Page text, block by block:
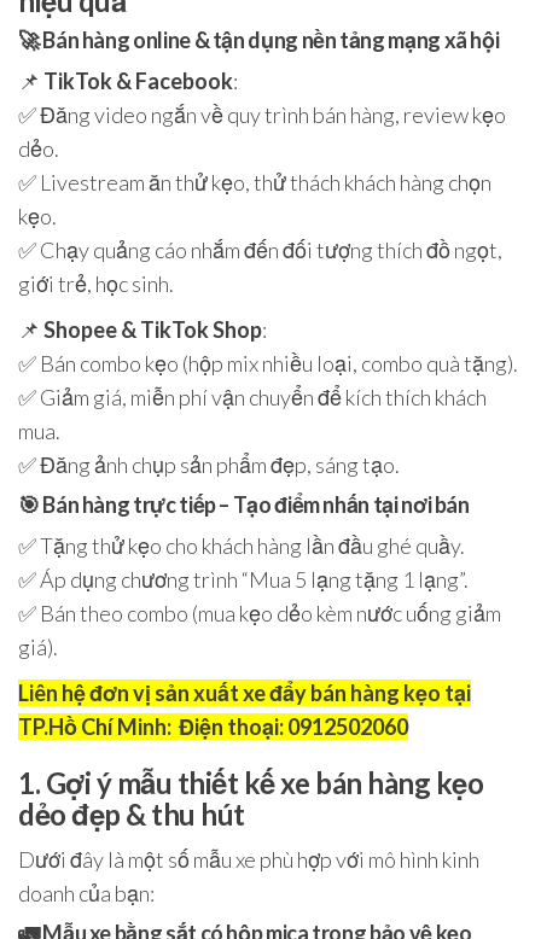
🚀Bán hàng online & tận dụng nền tảng mạng xã hội
📌 TikTok & Facebook:
✅ Đăng video ngắn về quy trình bán hàng, review kẹo
dẻo.
✅ Livestream ăn thử kẹo, thử thách khách hàng chọn
kẹo.
✅ Chạy quảng cáo nhắm đến đối tượng thích đồ ngọt,
giới trẻ, học sinh.
📌 Shopee & TikTok Shop:
✅ Bán combo kẹo (hộp mix nhiều loại, combo quà tặng).
✅ Giảm giá, miễn phí vận chuyển để kích thích khách
mua.
✅ Đăng ảnh chụp sản phẩm đẹp, sáng tạo.
🎯Bán hàng trực tiếp – Tạo điểm nhấn tại nơi bán
✅ Tặng thử kẹo cho khách hàng lần đầu ghé quầy.
✅ Áp dụng chương trình “Mua 5 lạng tặng 1 lạng”.
✅ Bán theo combo (mua kẹo dẻo kèm nước uống giảm
giá).
Liên hệ đơn vị sản xuất xe đẩy bán hàng kẹo tại
TP.Hồ Chí Minh: Điện thoại: 0912502060
1. Gợi ý mẫu thiết kế xe bán hàng kẹo
dẻo đẹp & thu hút
Dưới đây là một số mẫu xe phù hợp với mô hình kinh
doanh của bạn:
🚛Mẫu xe bằng sắt có hộp mica trong bảo vệ kẹo